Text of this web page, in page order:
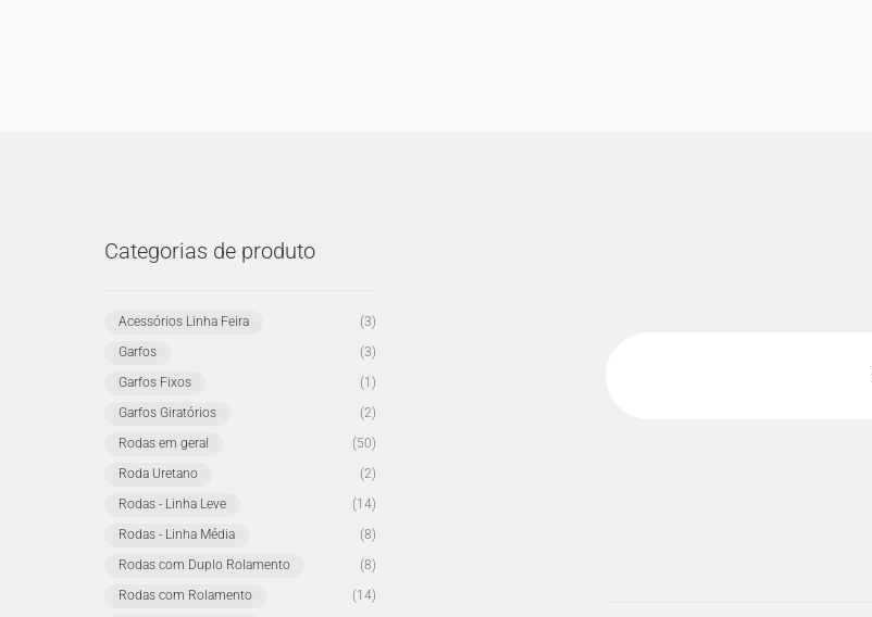
Categorias de produto
Acessórios Linha Feira
(3)
Garfos
(3)
Garfos Fixos
(1)
Garfos Giratórios
(2)
Rodas em geral
(50)
Roda Uretano
(2)
Rodas - Linha Leve
(14)
Rodas - Linha Média
(8)
Rodas com Duplo Rolamento
(8)
Rodas com Rolamento
(14)